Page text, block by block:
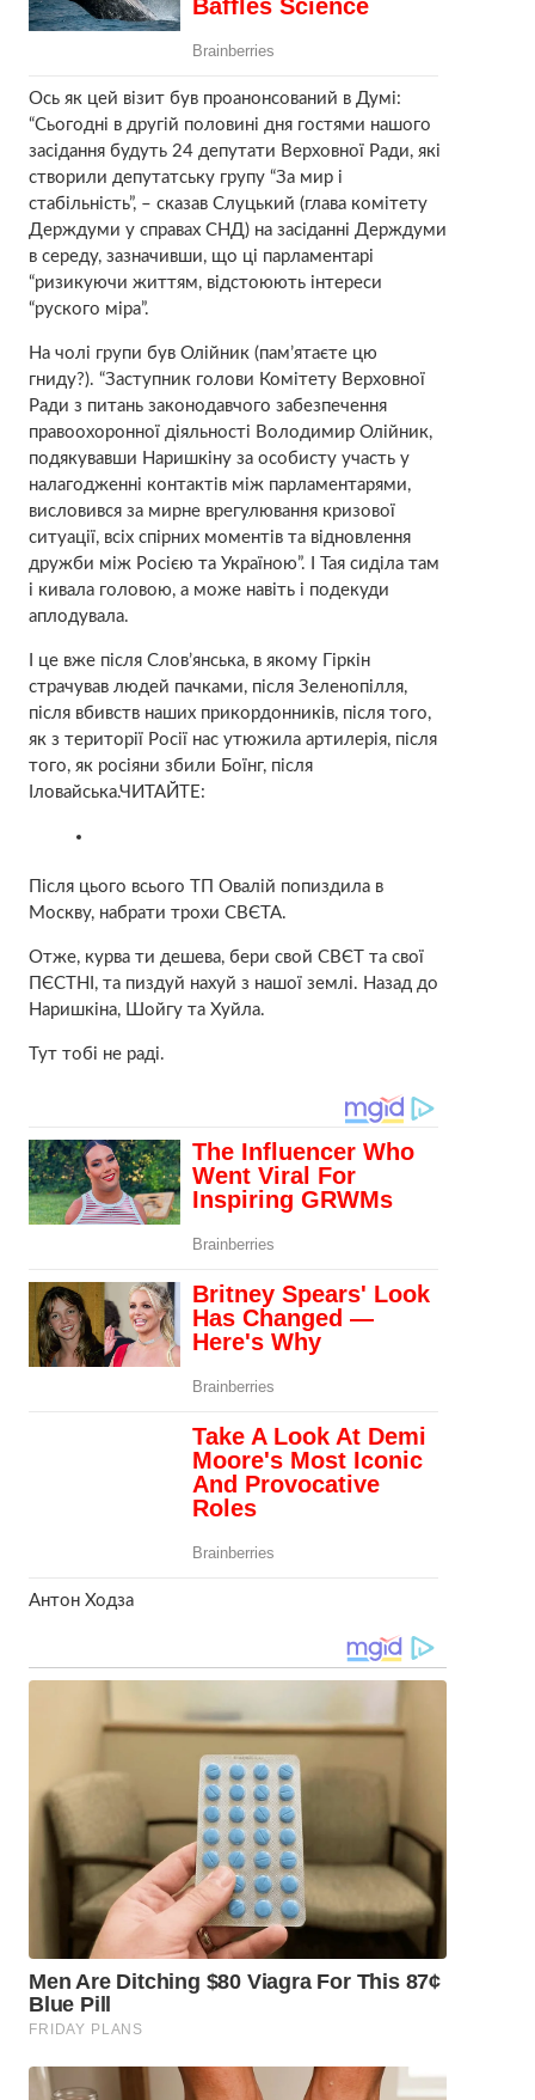
Ось як цей візит був проанонсований в Думі:
“Сьогодні в другій половині дня гостями нашого
засідання будуть 24 депутати Верховної Ради, які
створили депутатську групу “За мир і
стабільність”, – сказав Слуцький (глава комітету
Держдуми у справах СНД) на засіданні Держдуми
в середу, зазначивши, що ці парламентарі
“ризикуючи життям, відстоюють інтереси
“руского міра”.
На чолі групи був Олійник (пам’ятаєте цю
гниду?). “Заступник голови Комітету Верховної
Ради з питань законодавчого забезпечення
правоохоронної діяльності Володимир Олійник,
подякувавши Наришкіну за особисту участь у
налагодженні контактів між парламентарями,
висловився за мирне врегулювання кризової
ситуації, всіх спірних моментів та відновлення
дружби між Росією та Україною”. І Тая сиділа там
і кивала головою, а може навіть і подекуди
аплодувала.
І це вже після Слов’янська, в якому Гіркін
страчував людей пачками, після Зеленопілля,
після вбивств наших прикордонників, після того,
як з території Росії нас утюжила артилерія, після
того, як росіяни збили Боїнг, після
Іловайська.ЧИТАЙТЕ:
Після цього всього ТП Овалій попиздила в
Москву, набрати трохи СВЄТА.
Отже, курва ти дешева, бери свой СВЄТ та свої
ПЄСТНІ, та пиздуй нахуй з нашої землі. Назад до
Наришкіна, Шойгу та Хуйла.
Тут тобі не раді.
Антон Ходза